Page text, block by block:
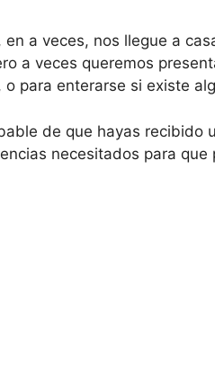
en a veces, nos llegue a
a veces queremos
o para enterarse si existe
de que hayas recibido
necesitados para